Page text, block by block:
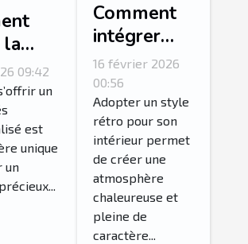
la
09:42
un
est
unique
un
Comment
intégrer
des
accessoires
vintage
pour un
intérieur
rétro
authentique
?
16 février 2026
00:56
Adopter un style
rétro pour son
intérieur permet
de créer une
atmosphère
chaleureuse et
pleine de
caractère...